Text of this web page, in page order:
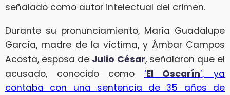
señalado como autor intelectual del crimen.
Durante su pronunciamiento, María Guadalupe
García, madre de la víctima, y Ámbar Campos
Acosta, esposa de Julio César, señalaron que el
acusado, conocido como ‘El Oscarín’, ya
contaba con una sentencia de 35 años de